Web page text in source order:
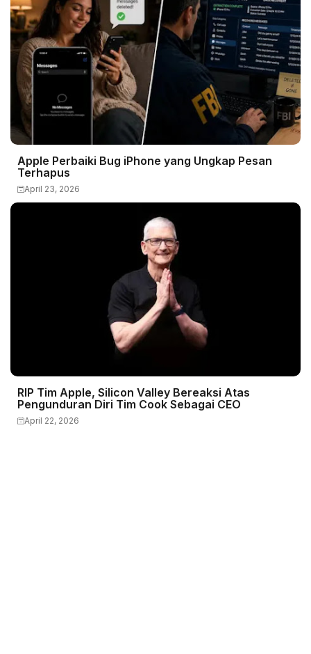
Apple Perbaiki Bug iPhone yang Ungkap Pesan
Terhapus
April 23, 2026
RIP Tim Apple, Silicon Valley Bereaksi Atas
Pengunduran Diri Tim Cook Sebagai CEO
April 22, 2026